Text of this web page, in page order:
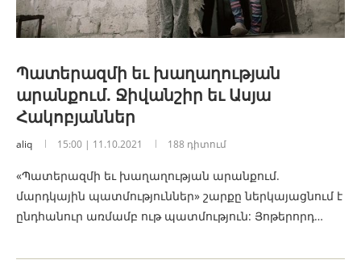
Պատերազմի եւ խաղաղության
արանքում. Ջիվանշիր եւ Ասյա
Հակոբյաններ
aliq 15:00 | 11.10.2021 188 դիտում
«Պատերազմի եւ խաղաղության արանքում.
մարդկային պատմություններ» շարքը ներկայացնում է
ընդհանուր առմամբ ութ պատմություն: Յոթերորդ…